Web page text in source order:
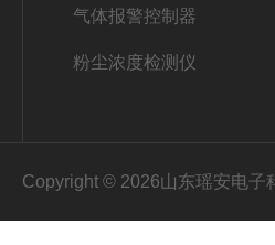
气体报警控制器
粉尘浓度检测仪
Copyright © 2026山东瑶安电